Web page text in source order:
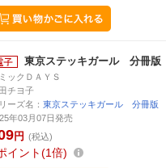
東京ステッキガール 分冊版
ックＤＡＹＳ
チヨ子
ーズ名： 東京ステッキガール 分冊版
年03月07日発売
円 (税込)
イント 1倍